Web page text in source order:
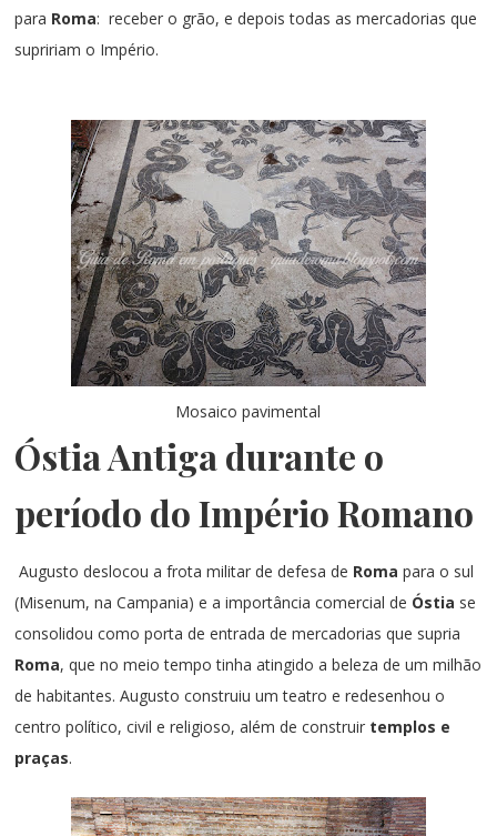
para Roma: receber o grão, e depois todas as mercadorias que
supririam o Império.
Mosaico pavimental
Óstia Antiga durante o
período do Império Romano
Augusto deslocou a frota militar de defesa de Roma para o sul
(Misenum, na Campania) e a importância comercial de Óstia se
consolidou como porta de entrada de mercadorias que supria
Roma, que no meio tempo tinha atingido a beleza de um milhão
de habitantes. Augusto construiu um teatro e redesenhou o
centro político, civil e religioso, além de construir templos e
praças.